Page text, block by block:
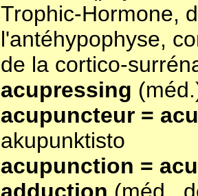
Trophic-Hormone,
l'antéhypophyse,
de la cortico-
acupressing
acupuncteur =
akupunktisto
acupunction =